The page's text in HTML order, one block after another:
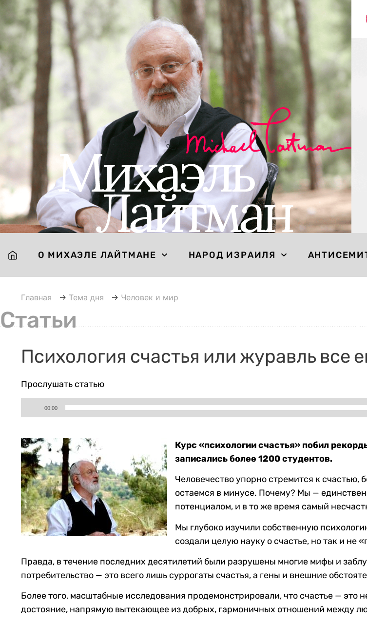
О МИХАЭЛЕ ЛАЙТМАНЕ НАРОД ИЗРАИЛЯ
Главная → Тема дня → Человек и мир
Статьи
Психология счастья или журавль все
Прослушать статью
Аудиоплеер
00:00
Курс «психологии счастья» побил
записались более 1200 студентов.
Человечество упорно стремится к
остаемся в минусе. Почему? Мы —
потенциалом, и в то же время самый
Мы глубоко изучили собственную
создали целую науку о счастье, но так и не
Правда, в течение последних десятилетий были разрушены многие мифы и
потребительство — это всего лишь суррогаты счастья, а гены и внешние
Более того, масштабные исследования продемонстрировали, что счастье —
достояние, напрямую вытекающее из добрых, гармоничных отношений между